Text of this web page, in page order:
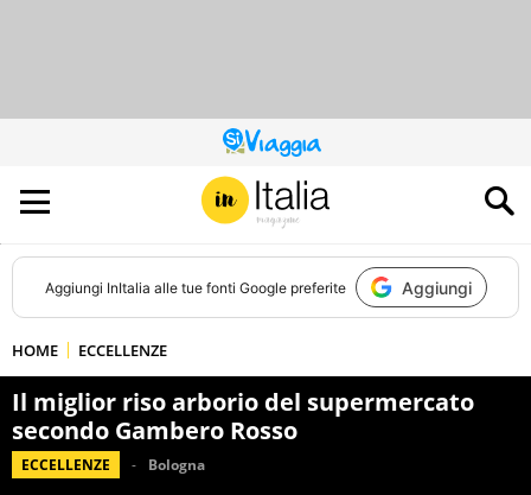
QUESTO
SITO
CONTRIBUISCE
ALL’AUDIENCE
DI
Aggiungi InItalia alle tue fonti Google preferite Aggiungi
HOME ECCELLENZE
Il miglior riso arborio del supermercato
secondo Gambero Rosso
ECCELLENZE Bologna